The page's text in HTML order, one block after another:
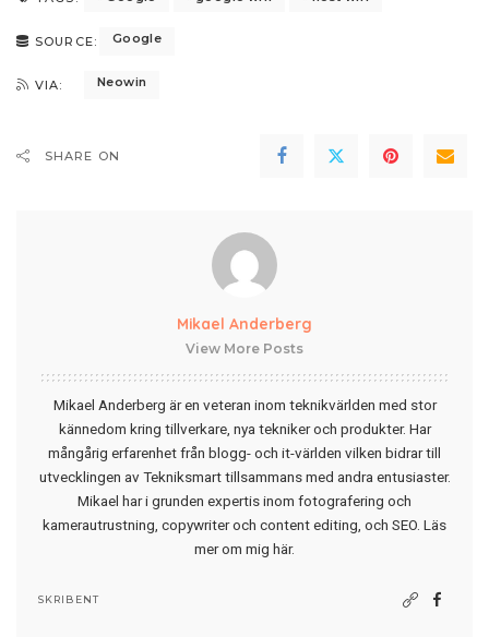
SOURCE: Google
VIA: Neowin
SHARE ON
Mikael Anderberg
View More Posts
Mikael Anderberg är en veteran inom teknikvärlden med stor
kännedom kring tillverkare, nya tekniker och produkter. Har
mångårig erfarenhet från blogg- och it-världen vilken bidrar till
utvecklingen av Tekniksmart tillsammans med andra entusiaster.
Mikael har i grunden expertis inom fotografering och
kamerautrustning, copywriter och content editing, och SEO. Läs
mer om mig här.
SKRIBENT